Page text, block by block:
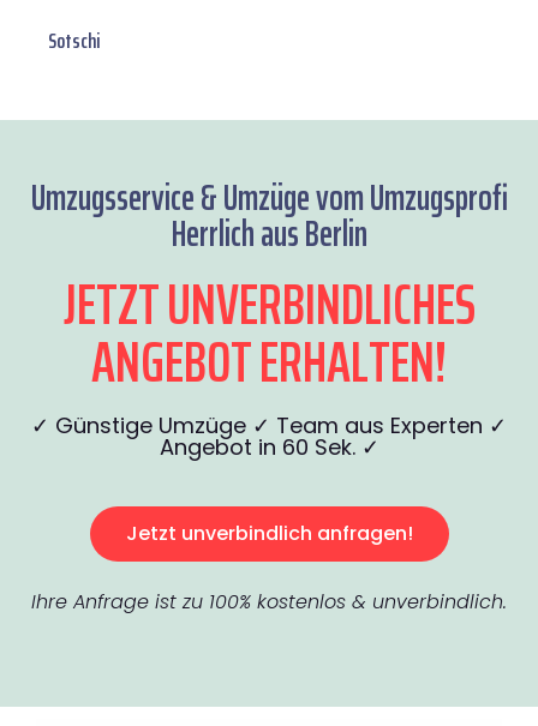
Sotschi
Umzugsservice & Umzüge vom Umzugsprofi
Herrlich aus Berlin
JETZT UNVERBINDLICHES
ANGEBOT ERHALTEN!
✓ Günstige Umzüge ✓ Team aus Experten ✓
Angebot in 60 Sek. ✓
Jetzt unverbindlich anfragen!
Ihre Anfrage ist zu 100% kostenlos & unverbindlich.